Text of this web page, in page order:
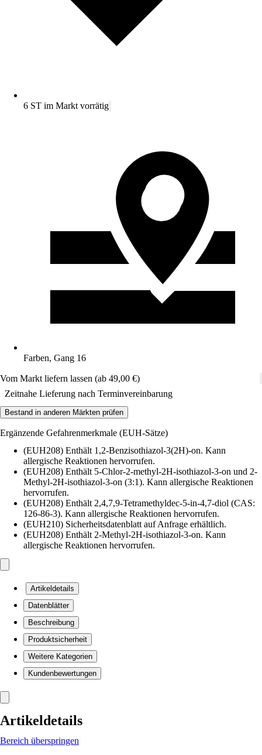
6 ST im Markt vorrätig
Farben, Gang 16
Vom Markt liefern lassen (ab 49,00 €)
Zeitnahe Lieferung nach Terminvereinbarung
Bestand in anderen Märkten prüfen
Ergänzende Gefahrenmerkmale (EUH-Sätze)
(EUH208) Enthält 1,2-Benzisothiazol-3(2H)-on. Kann
allergische Reaktionen hervorrufen.
(EUH208) Enthält 5-Chlor-2-methyl-2H-isothiazol-3-on und 2-
Methyl-2H-isothiazol-3-on (3:1). Kann allergische Reaktionen
hervorrufen.
(EUH208) Enthält 2,4,7,9-Tetramethyldec-5-in-4,7-diol (CAS:
126-86-3). Kann allergische Reaktionen hervorrufen.
(EUH210) Sicherheitsdatenblatt auf Anfrage erhältlich.
(EUH208) Enthält 2-Methyl-2H-isothiazol-3-on. Kann
allergische Reaktionen hervorrufen.
Artikeldetails
Datenblätter
Beschreibung
Produktsicherheit
Weitere Kategorien
Kundenbewertungen
Artikeldetails
Bereich überspringen